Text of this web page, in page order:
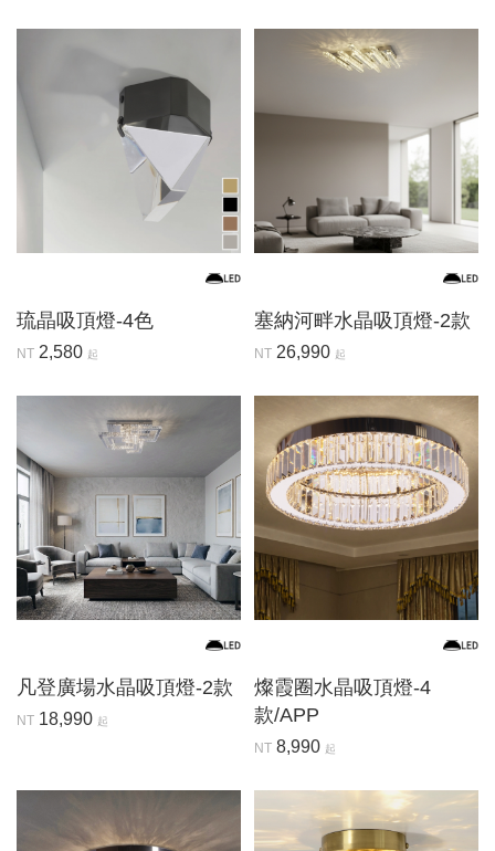
琉晶吸頂燈-4色
NT 2,580 起
塞納河畔水晶吸頂燈-2款
NT 26,990 起
凡登廣場水晶吸頂燈-2款
NT 18,990 起
燦霞圈水晶吸頂燈-4
款/APP
NT 8,990 起